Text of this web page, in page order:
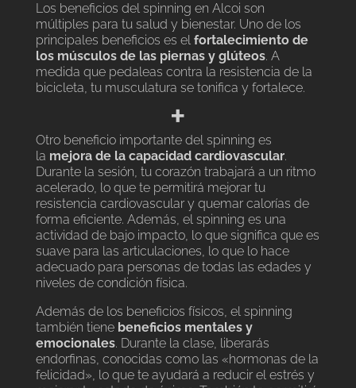
Los beneficios del spinning en Alcoi son
múltiples para tu salud y bienestar. Uno de los
principales beneficios es el fortalecimiento de
los músculos de las piernas y glúteos. A
medida que pedaleas contra la resistencia de la
bicicleta, tu musculatura se tonifica y fortalece.
+
Otro beneficio importante del spinning es
la mejora de la capacidad cardiovascular.
Durante la sesión, tu corazón trabajará a un ritmo
acelerado, lo que te permitirá mejorar tu
resistencia cardiovascular y quemar calorías de
forma eficiente. Además, el spinning es una
actividad de bajo impacto, lo que significa que es
suave para las articulaciones, lo que lo hace
adecuado para personas de todas las edades y
niveles de condición física.
Además de los beneficios físicos, el spinning
también tiene beneficios mentales y
emocionales. Durante la clase, liberarás
endorfinas, conocidas como las «hormonas de la
felicidad», lo que te ayudará a reducir el estrés y